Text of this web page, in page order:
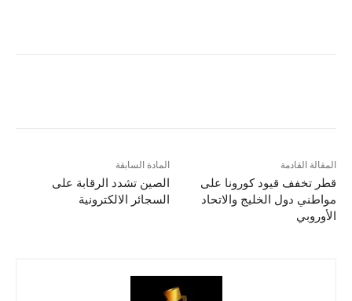
المادة السابقة
الصين تشدد الرقابة على
السجائر الالكترونية
المقالة القادمة
قطر تخفف قيود كورونا على
مواطني دول الخليج والاتحاد
الأوروبي